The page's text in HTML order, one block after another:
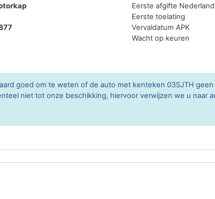
Eerste afgifte Nederland
Eerste toelating
Vervaldatum APK
Wacht op keuren
goed om te weten of de auto met kenteken 03SJTH geen
niet tot onze beschikking, hiervoor verwijzen we u naar